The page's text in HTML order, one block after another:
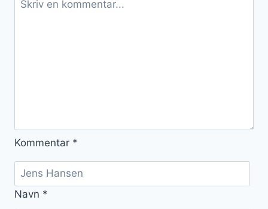
Kommentar *
Navn *